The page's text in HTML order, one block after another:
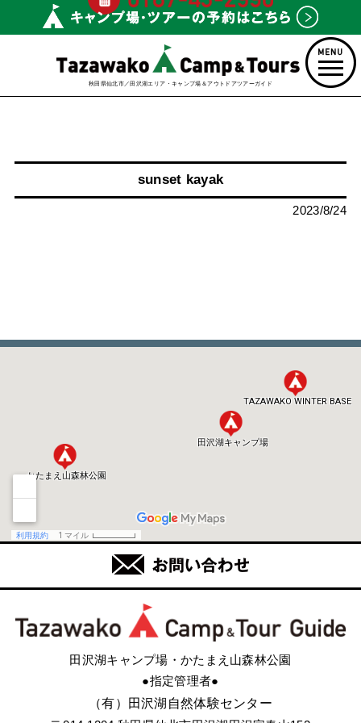
秋田県仙北市／田沢湖エリア・キャンプ場＆アウトドアツアーガイド
sunset kayak
2023/8/24
田沢湖キャンプ場・かたまえ山森林公園
●指定管理者●
（有）田沢湖自然体験センター